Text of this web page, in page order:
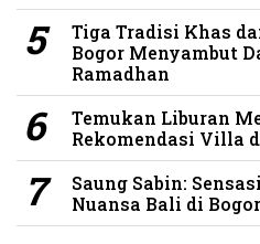
Tiga Tradisi Khas
Bogor Menyambut
Ramadhan
Temukan Liburan
Rekomendasi Villa
Saung Sabin:
Nuansa Bali di